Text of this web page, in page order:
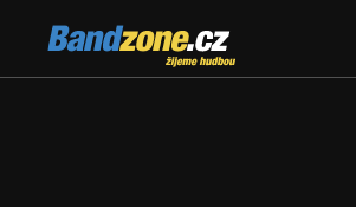
Bandzone.cz
žijeme hudbou